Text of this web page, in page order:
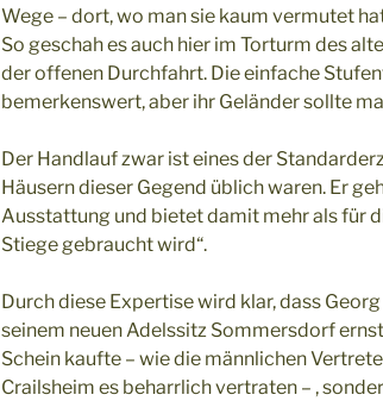
Wege – dort, wo man sie kaum vermutet
So geschah es auch hier im Torturm des
der offenen Durchfahrt. Die einfache
bemerkenswert, aber ihr Geländer sollte
Der Handlauf zwar ist eines der
Häusern dieser Gegend üblich waren. Er
Ausstattung und bietet damit mehr als für
Stiege gebraucht wird“.
Durch diese Expertise wird klar, dass
seinem neuen Adelssitz Sommersdorf
Schein kaufte – wie die männlichen
Crailsheim es beharrlich vertraten – ,